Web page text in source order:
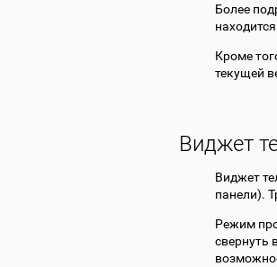
Более
Кроме
текущей
Виджет
Виджет
панели).
Режим
свернуть